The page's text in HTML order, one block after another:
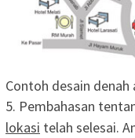
Contoh desain
5. Pembahasan
lokasi telah selesai.